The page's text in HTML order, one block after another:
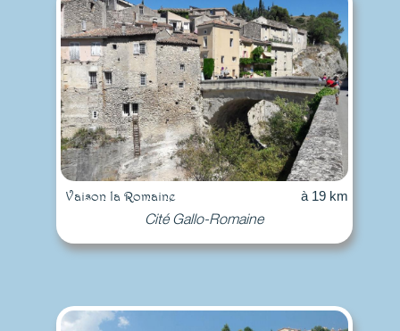
Vaison la Romaine à 19 km
Cité Gallo-Romaine